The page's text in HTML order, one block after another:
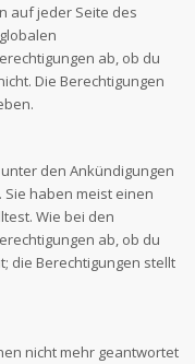
auf jeder Seite des
ab, ob du
Die Berechtigungen
den Ankündigungen
haben meist einen
Wie bei den
ab, ob du
die Berechtigungen stellt
nicht mehr geantwortet